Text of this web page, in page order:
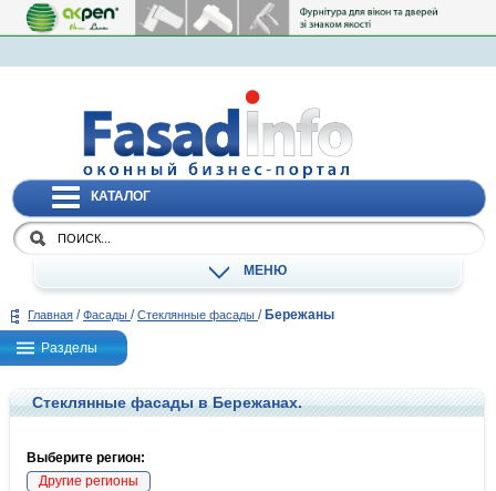
КАТАЛОГ
МЕНЮ
Главная / Фасады / Стеклянные фасады / Бережаны
Разделы
Стеклянные фасады в Бережанах.
Выберите регион:
Другие регионы